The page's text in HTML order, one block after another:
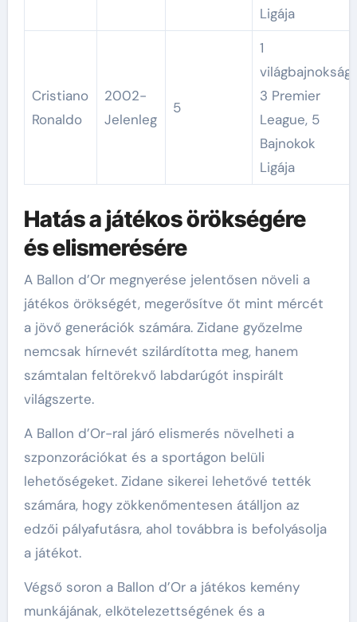
Ligája
Cristiano
Ronaldo
2002-
Jelenleg
5
1
világbajnokság,
3 Premier
League, 5
Bajnokok
Ligája
Hatás a játékos örökségére
és elismerésére
A Ballon d’Or megnyerése jelentősen növeli a
játékos örökségét, megerősítve őt mint mércét
a jövő generációk számára. Zidane győzelme
nemcsak hírnevét szilárdította meg, hanem
számtalan feltörekvő labdarúgót inspirált
világszerte.
A Ballon d’Or-ral járó elismerés növelheti a
szponzorációkat és a sportágon belüli
lehetőségeket. Zidane sikerei lehetővé tették
számára, hogy zökkenőmentesen átálljon az
edzői pályafutásra, ahol továbbra is befolyásolja
a játékot.
Végső soron a Ballon d’Or a játékos kemény
munkájának, elkötelezettségének és a